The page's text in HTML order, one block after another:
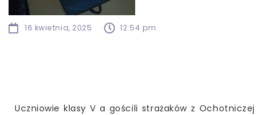
16 kwietnia, 2025 12:54 pm
Uczniowie klasy V a gościli strażaków z Ochotniczej